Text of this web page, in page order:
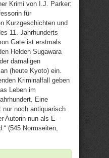
Krimi von I.J. Parker:
für
Kurzgeschichten und
11. Jahrhunderts
Gate ist erstmals
Helden Sugawara
damaligen
(heute Kyoto) ein.
Kriminalfall geben
Leben im
Eine
nur noch antiquarisch
Autorin nun als E-
(545 Normseiten,